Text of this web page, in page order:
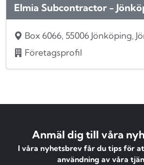
Elmia Subcontractor -
Box 6066, 55006 Jönköping,
Företagsprofil
Anmäl dig till våra
I våra nyhetsbrev får du tips för
användning av våra